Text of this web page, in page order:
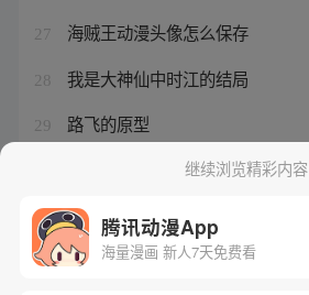
27 海贼王动漫头像怎么保存
28 我是大神仙中时江的结局
29 路飞的原型
继续浏览精彩内容
腾讯动漫App
海量漫画 新人7天免费看